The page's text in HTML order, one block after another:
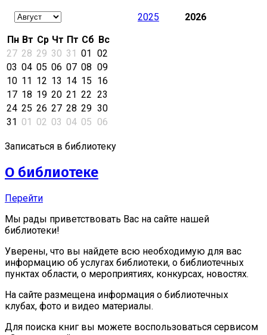
2025 2026
Пн Вт Ср Чт Пт Сб Вс
27 28 29 30 31 01 02
03 04 05 06 07 08 09
10 11 12 13 14 15 16
17 18 19 20 21 22 23
24 25 26 27 28 29 30
31 01 02 03 04 05 06
Записаться в библиотеку
О библиотеке
Перейти
Мы рады приветствовать Вас на сайте нашей
библиотеки!
Уверены, что вы найдете всю необходимую для вас
информацию об услугах библиотеки, о библиотечных
пунктах области, о мероприятиях, конкурсах, новостях.
На сайте размещена информация о библиотечных
клубах, фото и видео материалы.
Для поиска книг вы можете воспользоваться сервисом